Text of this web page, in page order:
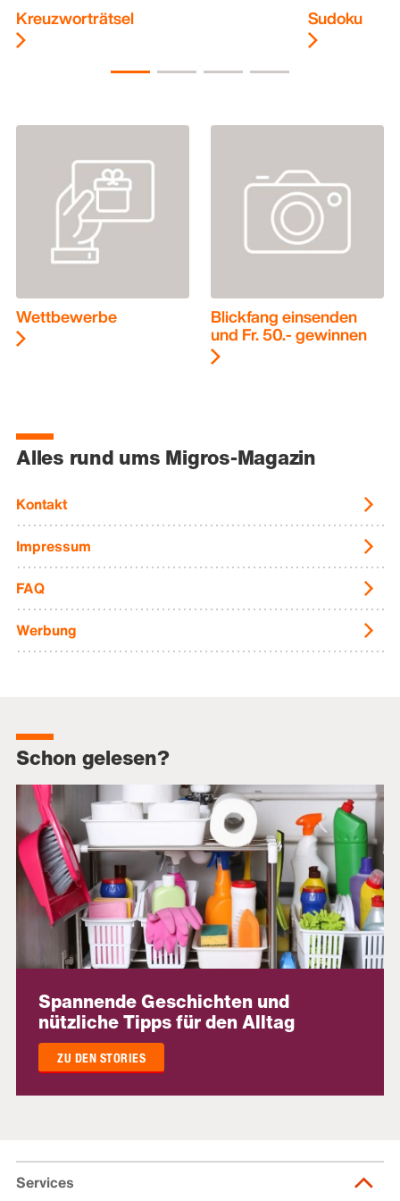
Kreuzworträtsel Sudoku
Wettbewerbe Blickfang einsenden
und Fr. 50.- gewinnen
Alles rund ums Migros-Magazin
Kontakt
Impressum
FAQ
Werbung
Schon gelesen?
Spannende Geschichten und
nützliche Tipps für den Alltag
ZU DEN STORIES
Services